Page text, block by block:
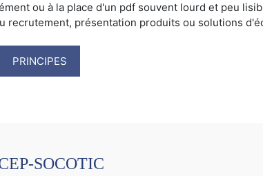
ou à la place d'un pdf souvent lourd et peu
présentation produits ou solutions
PRINCIPES
SOCOTIC